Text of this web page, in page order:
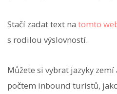
Stačí zadat text na tomto
s rodilou výslovností.
Můžete si vybrat jazyky
počtem inbound turistů,